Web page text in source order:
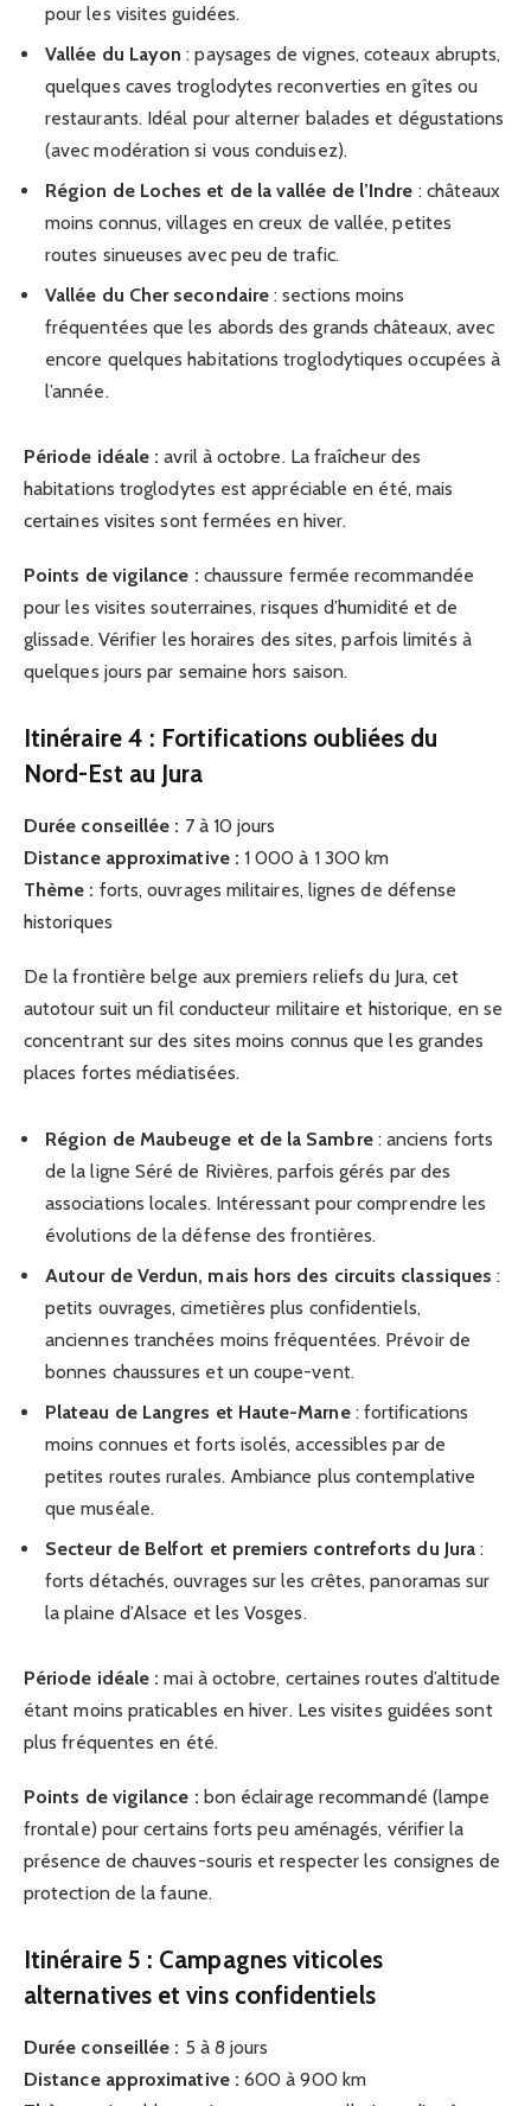
pour les visites guidées.
Vallée du Layon : paysages de vignes, coteaux abrupts,
quelques caves troglodytes reconverties en gîtes ou
restaurants. Idéal pour alterner balades et dégustations
(avec modération si vous conduisez).
Région de Loches et de la vallée de l’Indre : châteaux
moins connus, villages en creux de vallée, petites
routes sinueuses avec peu de trafic.
Vallée du Cher secondaire : sections moins
fréquentées que les abords des grands châteaux, avec
encore quelques habitations troglodytiques occupées à
l’année.
Période idéale : avril à octobre. La fraîcheur des
habitations troglodytes est appréciable en été, mais
certaines visites sont fermées en hiver.
Points de vigilance : chaussure fermée recommandée
pour les visites souterraines, risques d’humidité et de
glissade. Vérifier les horaires des sites, parfois limités à
quelques jours par semaine hors saison.
Itinéraire 4 : Fortifications oubliées du
Nord-Est au Jura
Durée conseillée : 7 à 10 jours
Distance approximative : 1 000 à 1 300 km
Thème : forts, ouvrages militaires, lignes de défense
historiques
De la frontière belge aux premiers reliefs du Jura, cet
autotour suit un fil conducteur militaire et historique, en se
concentrant sur des sites moins connus que les grandes
places fortes médiatisées.
Région de Maubeuge et de la Sambre: anciens forts
de la ligne Séré de Rivières, parfois gérés par des
associations locales. Intéressant pour comprendre les
évolutions de la défense des frontières.
Autour de Verdun, mais hors des circuits classiques :
petits ouvrages, cimetières plus confidentiels,
anciennes tranchées moins fréquentées. Prévoir de
bonnes chaussures et un coupe-vent.
Plateau de Langres et Haute-Marne: fortifications
moins connues et forts isolés, accessibles par de
petites routes rurales. Ambiance plus contemplative
que muséale.
Secteur de Belfort et premiers contreforts du Jura :
forts détachés, ouvrages sur les crêtes, panoramas sur
la plaine d’Alsace et les Vosges.
Période idéale : mai à octobre, certaines routes d’altitude
étant moins praticables en hiver. Les visites guidées sont
plus fréquentes en été.
Points de vigilance : bon éclairage recommandé (lampe
frontale) pour certains forts peu aménagés, vérifier la
présence de chauves-souris et respecter les consignes de
protection de la faune.
Itinéraire 5 : Campagnes viticoles
alternatives et vins confidentiels
Durée conseillée : 5 à 8 jours
Distance approximative : 600 à 900 km